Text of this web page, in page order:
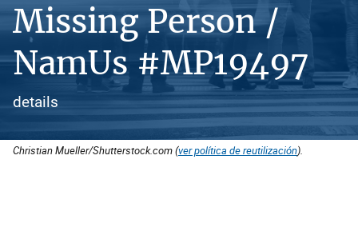
Missing Person /
NamUs #MP19497
details
Christian Mueller/Shutterstock.com (ver política de reutilización).